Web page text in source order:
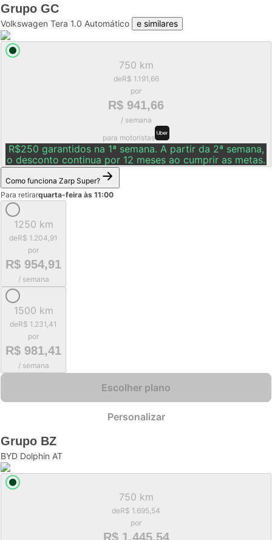
Grupo GC
Volkswagen Tera 1.0 Automático e similares
750 km
deR$ 1.191,66
por
R$ 941,66
/ semana
para motoristas
R$250 garantidos na 1ª semana. A partir da 2ª semana,
o desconto continua por 12 meses ao cumprir as metas.
Como funciona Zarp Super?
Para retirarquarta-feira às 11:00
1250 km
deR$ 1.204,91
por
R$ 954,91
/ semana
1500 km
deR$ 1.231,41
por
R$ 981,41
/ semana
Escolher plano
Personalizar
Grupo BZ
BYD Dolphin AT
750 km
deR$ 1.695,54
por
R$ 1.445,54